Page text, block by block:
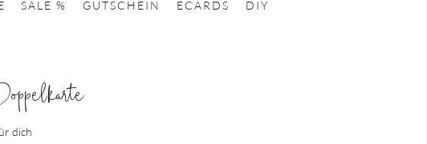
SALE % GUTSCHEIN ECARDS DIY
dich